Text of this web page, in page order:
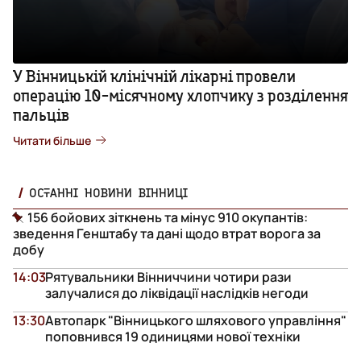
У Вінницькій клінічній лікарні провели
операцію 10-місячному хлопчику з розділення
пальців
Читати більше
ОСТАННІ НОВИНИ ВІННИЦІ
156 бойових зіткнень та мінус 910 окупантів:
зведення Генштабу та дані щодо втрат ворога за
добу
Рятувальники Вінниччини чотири рази
залучалися до ліквідації наслідків негоди
14:03
Автопарк "Вінницького шляхового управління"
поповнився 19 одиницями нової техніки
13:30